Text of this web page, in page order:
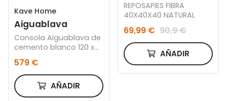
Kave Home
Aiguablava
Consola Aiguablava de
cemento blanco 120 x
579 €
AÑADIR
REPOSAPIES FIBRA
40X40X40 NATURAL
69,99 € 90,9 €
AÑADIR